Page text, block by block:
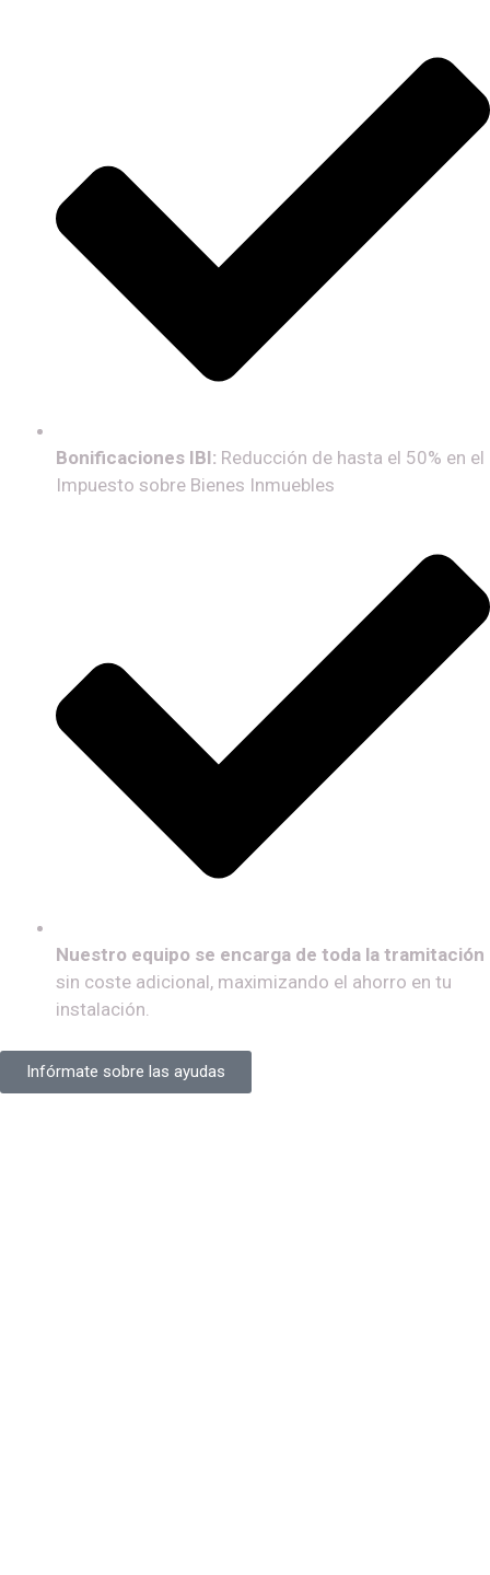
Bonificaciones IBI: Reducción de hasta el 50% en el
Impuesto sobre Bienes Inmuebles
Nuestro equipo se encarga de toda la tramitación
sin coste adicional, maximizando el ahorro en tu
instalación.
Infórmate sobre las ayudas